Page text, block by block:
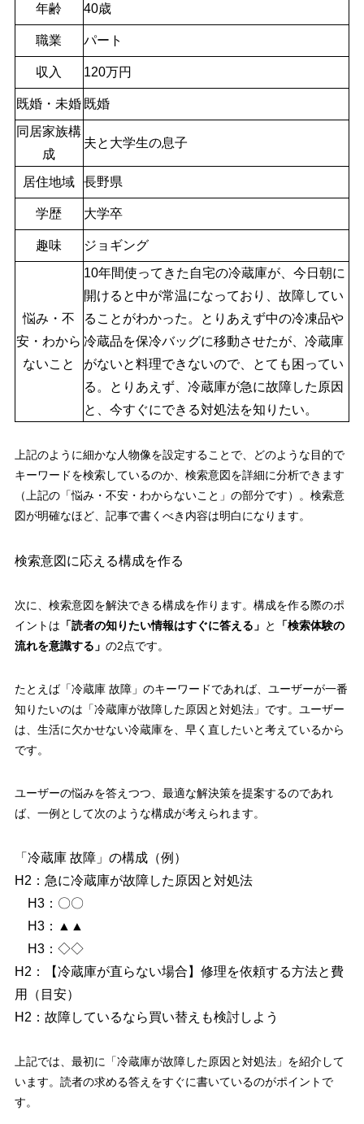
年齢 40歳
職業 パート
収入 120万円
既婚・未婚 既婚
同居家族構
成
夫と大学生の息子
居住地域 長野県
学歴 大学卒
趣味 ジョギング
悩み・不
安・わから
ないこと
10年間使ってきた自宅の冷蔵庫が、今日朝に
開けると中が常温になっており、故障してい
ることがわかった。とりあえず中の冷凍品や
冷蔵品を保冷バッグに移動させたが、冷蔵庫
がないと料理できないので、とても困ってい
る。
とりあえず、冷蔵庫が急に故障した原因
と、今すぐにできる対処法を知りたい。
上記のように細かな人物像を設定することで、どのような目的で
キーワードを検索しているのか、検索意図を詳細に分析できます
（上記の「悩み・不安・わからないこと 」の部分です）。検索意
図が明確なほど、記事で書くべき内容は明白になります。
検索意図に応える構成を作る
次に、検索意図を解決できる構成を作ります。構成を作る際のポ
イントは 「読者の知りたい情報はすぐに答える」 と
「検索体験の
流れを意識する 」 の2点です。
たとえば「冷蔵庫 故障」のキーワードであれば、ユーザーが一番
知りたいのは「冷蔵庫が故障した原因と対処法」です。ユーザー
は、生活に欠かせない冷蔵庫を、早く直したいと考えているから
です。
ユーザーの悩みを答えつつ、最適な解決策を提案するのであれ
ば、一例として次のような構成が考えられます。
「冷蔵庫 故障」の構成（例）
H2：急に冷蔵庫が故障した原因と対処法
H3：〇〇
H3：▲▲
H3：◇◇
H2：【冷蔵庫が直らない場合】修理を依頼する方法と費
用（目安）
H2：故障しているなら買い替えも検討しよう
上記では、最初に「冷蔵庫が故障した原因と対処法」を紹介して
います。読者の求める答えをすぐに書いているのがポイントで
す。